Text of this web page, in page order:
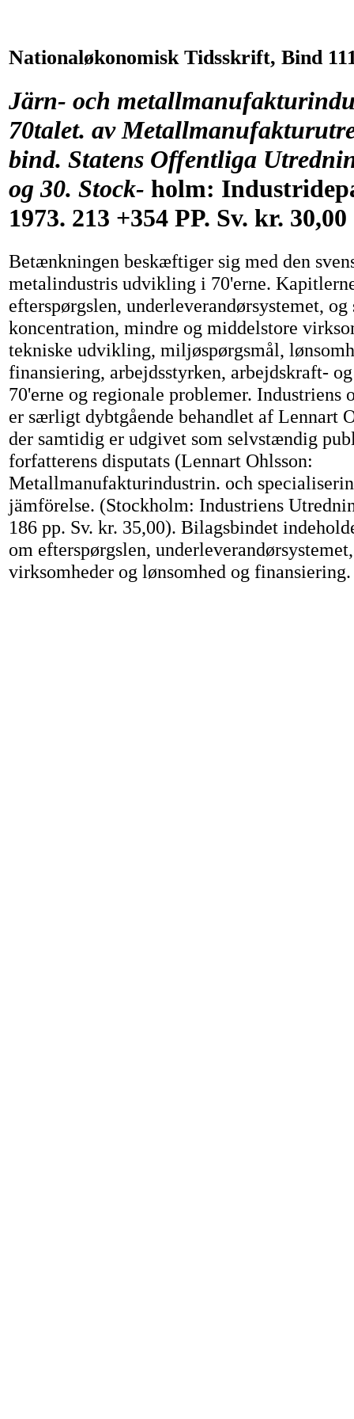
Nationaløkonomisk Tidsskrift, Bind
Järn- och
70talet. av
bind. Statens Offentliga
og 30. Stock- holm:
1973. 213 +354 PP. Sv. kr.
Betænkningen beskæftiger sig med den
metalindustris udvikling i 70'erne.
efterspørgslen, underleverandørsystemet,
koncentration, mindre og middelstore
tekniske udvikling, miljøspørgsmål,
finansiering, arbejdsstyrken, arbejdskraft-
70'erne og regionale problemer. Industriens
er særligt dybtgående behandlet af Lennart
der samtidig er udgivet som selvstændig
forfatterens disputats (Lennart Ohlsson:
Metallmanufakturindustrin. och
jämförelse. (Stockholm: Industriens
186 pp. Sv. kr. 35,00). Bilagsbindet
om efterspørgslen,
virksomheder og lønsomhed og finansiering.